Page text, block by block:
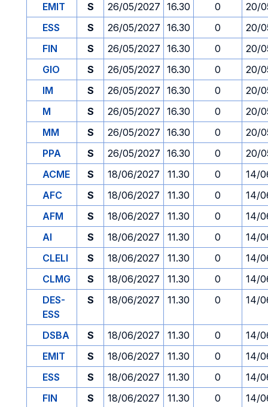
EMIT
S 26/05/2027 16.30 0
20/
ESS
S 26/05/2027 16.30 0
20/
FIN
S 26/05/2027 16.30 0
20/
GIO
S 26/05/2027 16.30 0
20/
IM
S 26/05/2027 16.30 0
20/
M
S 26/05/2027 16.30 0
20/
MM
S 26/05/2027 16.30 0
20/
PPA
S 26/05/2027 16.30 0
20/
ACME
S 18/06/2027 11.30 0
14/
AFC
S 18/06/2027 11.30 0
14/
AFM
S 18/06/2027 11.30 0
14/
AI
S 18/06/2027 11.30 0
14/
CLELI
S 18/06/2027 11.30 0
14/
CLMG
S 18/06/2027 11.30 0
14/
DES-
ESS
S 18/06/2027 11.30 0 14/
DSBA S 18/06/2027 11.30 0
14/
EMIT
S 18/06/2027 11.30 0
14/
ESS
S 18/06/2027 11.30 0
14/
FIN
S 18/06/2027 11.30 0
14/